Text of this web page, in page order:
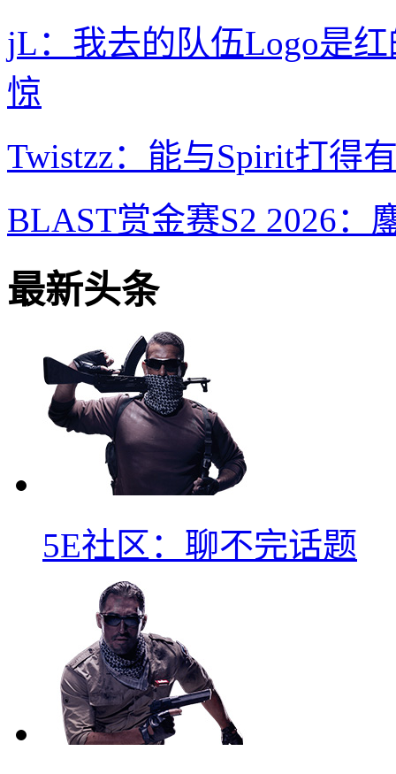
jL：我去的队伍Logo是
惊
Twistzz：能与Spirit打得
BLAST赏金赛S2 2026：
最新头条
5E社区：聊不完话题